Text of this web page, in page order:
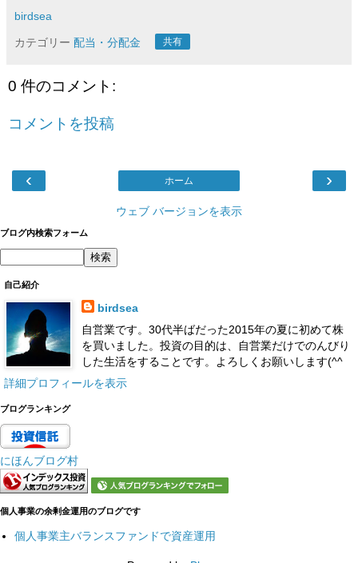
birdsea
カテゴリー 配当・分配金 共有
0 件のコメント:
コメントを投稿
‹ ›
ホーム
ウェブ バージョンを表示
ブログ内検索フォーム
自己紹介
birdsea
自営業です。30代半ばだった2015年の夏に初めて株
を買いました。投資の目的は、自営業だけでのんびり
した生活をすることです。よろしくお願いします(^^
詳細プロフィールを表示
ブログランキング
にほんブログ村
個人事業の余剰金運用のブログです
個人事業主バランスファンドで資産運用